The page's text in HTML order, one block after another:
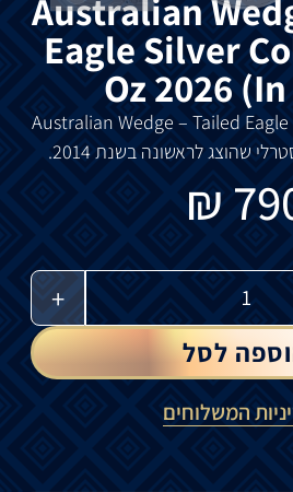
Australian
Eagle Silver
Oz 2026
Australian Wedge – Tailed Eagle
שהוצגלראשונה בשנת
₪
+
לסל
המשלוחים